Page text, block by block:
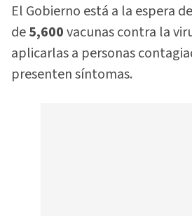
El Gobierno está a la espera
de5,600vacunas contra la
aplicarlas a personas
presenten síntomas.